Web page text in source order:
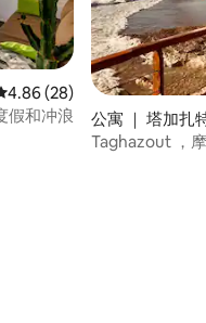
均评分 4.86 分（满分 5 分
4.86 (28)
假和冲浪
公寓 ｜ 塔加扎
Taghazout ，